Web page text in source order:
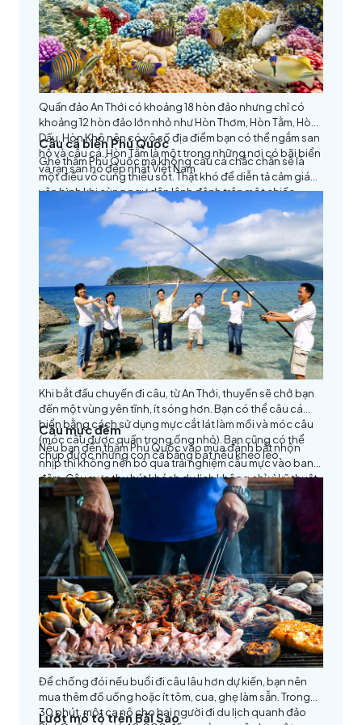
lịch trình hợp lý nhất.
Quần đảo An Thới có khoảng 18 hòn đảo nhưng chỉ có
khoảng 12 hòn đảo lớn nhỏ như Hòn Thơm, Hòn Tằm, Hòn
Dấu, Hòn Khô nên có vô số địa điểm bạn có thể ngắm san
hô và câu cá. Hòn Tằm là một trong những nơi có bãi biển
và rạn san hô đẹp nhất Việt Nam
Câu cá biển Phú Quốc
Ghé thăm Phú Quốc mà không câu cá chắc chắn sẽ là
một điều vô cùng thiếu sót. Thật khó để diễn tả cảm giác
yên bình khi cùng ngư dân lênh đênh trên một chiếc
thuyền đánh cá; đắm mình trong làn nước trong xanh,
tĩnh lặng; hay ngắm những rặng san hô ẩn mình dưới làn
nước trong xanh. Sau buổi ra khơi, bạn sẽ được thưởng
thức nhiều loài cá ngon do chính tay mình đánh bắt như
cá lăng, cá thằn lằn, cá tầm, v.v...
Khi bắt đầu chuyến đi câu, từ An Thới, thuyền sẽ chở bạn
đến một vùng yên tĩnh, ít sóng hơn. Bạn có thể câu cá
biển bằng cách sử dụng mực cắt lát làm mồi và móc câu
(móc câu được quấn trong ống nhỏ). Bạn cũng có thể
chụp được những con cá bằng bát nếu khéo léo.
Câu mực đêm
Nếu bạn đến thăm Phú Quốc vào mùa đánh bắt nhộn
nhịp thì không nên bỏ qua trải nghiệm câu mực vào ban
đêm. Câu mực thu hút khách du lịch không chỉ vì kỹ thuật
câu (không cần mồi) khác thường của nó, mà còn là vì nó
nhắc nhở du khách về sự ưu ái của thiên nhiên dành cho
hòn đảo này. Thật thú vị khi vô tình nhặt được những con
cá kiếm xanh đang trôi trong nước hoặc được dùng tay
vẩy vào nước biển.
Để chống đói nếu buổi đi câu lâu hơn dự kiến, bạn nên
mua thêm đồ uống hoặc ít tôm, cua, ghẹ làm sẵn. Trong
30 phút, một ca nô cho hai người đi du lịch quanh đảo
Lướt mô tô trên Bãi Sao